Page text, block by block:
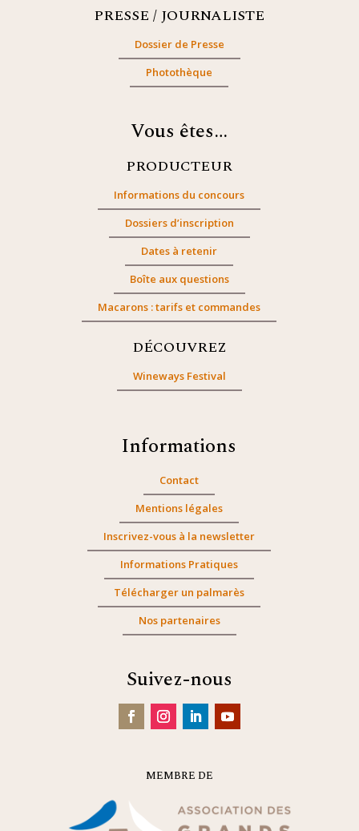
PRESSE / JOURNALISTE
Dossier de Presse
Photothèque
Vous êtes…
PRODUCTEUR
Informations du concours
Dossiers d’inscription
Dates à retenir
Boîte aux questions
Macarons : tarifs et commandes
DÉCOUVREZ
Wineways Festival
Informations
Contact
Mentions légales
Inscrivez-vous à la newsletter
Informations Pratiques
Télécharger un palmarès
Nos partenaires
Suivez-nous
MEMBRE DE